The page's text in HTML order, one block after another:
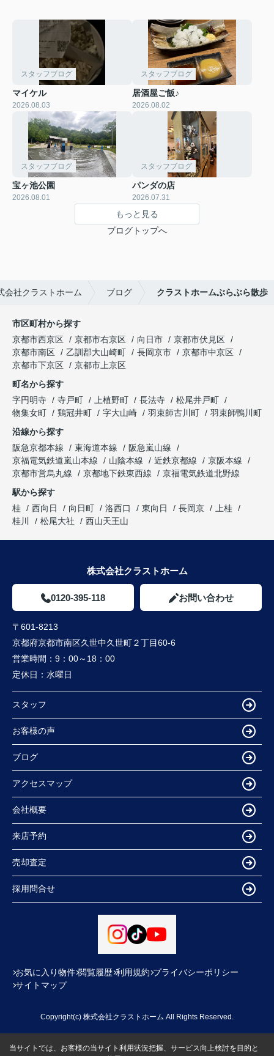
スタッフブログ
マイケル
2026.08.03
スタッフブログ
居酒屋ご飯♪
2026.08.02
スタッフブログ
宝ヶ池公園
2026.08.01
スタッフブログ
パンダの店
2026.07.31
もっと見る
ブログトップへ
会社クラストホーム ブログ クラストホームぶらぶら散歩
市区町村から探す
京都市西京区
京都市右京区 向日市
京都市伏見区
京都市南区
乙訓郡大山崎町 長岡京市
京都市中京区
京都市下京区
京都市上京区
町名から探す
字円明寺
寺戸町 上植野町 長法寺
松尾井戸町
物集女町
鶏冠井町 字大山崎 羽束師古川町
羽束師鴨川町
沿線から探す
阪急京都本線
東海道本線
阪急嵐山線
京福電気鉄道嵐山本線
山陰本線 近鉄京都線
京阪本線
京都市営烏丸線
京都地下鉄東西線
京福電気鉄道北野線
駅から探す
桂
西向日 向日町 洛西口 東向日 長岡京
上桂
桂川
松尾大社 西山天王山
株式会社クラストホーム
0120-395-118 お問い合わせ
〒601-8213
京都府京都市南区久世中久世町２丁目60-6
営業時間： 9：00～18：00
定休日： 水曜日
スタッフ
お客様の声
ブログ
アクセスマップ
会社概要
来店予約
売却査定
採用問合せ
お気に入り物件 閲覧履歴 利用規約 プライバシーポリシー
サイトマップ
Copyright(c) 株式会社クラストホーム All Rights Reserved.
当サイトでは、お客様の当サイト利用状況把握、サービス向上検討を目的と